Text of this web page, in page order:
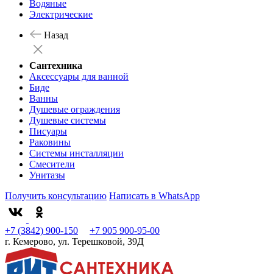
Водяные
Электрические
Назад
Сантехника
Аксессуары для ванной
Биде
Ванны
Душевые ограждения
Душевые системы
Писуары
Раковины
Системы инсталляции
Смесители
Унитазы
Получить консультацию Написать в WhatsApp
+7 (3842) 900-150
+7 905 900-95-00
г. Кемерово, ул. Терешковой, 39Д